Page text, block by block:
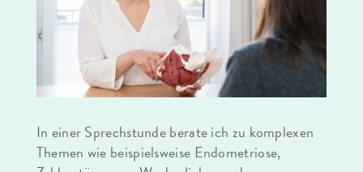
In einer Sprechstunde berate ich zu komplexen
Themen wie beispielsweise Endometriose,